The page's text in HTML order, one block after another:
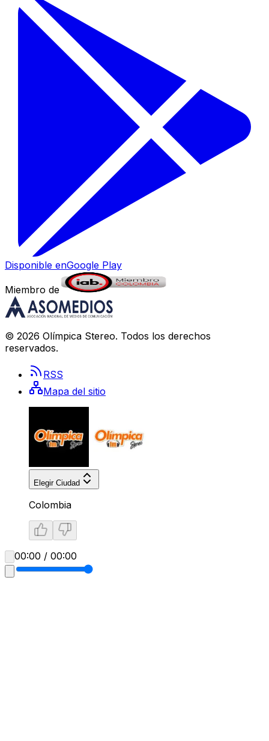
Disponible enGoogle Play
Miembro de
© 2026 Olímpica Stereo. Todos los derechos
reservados.
RSS
Mapa del sitio
Elegir Ciudad
Colombia
00:00 / 00:00